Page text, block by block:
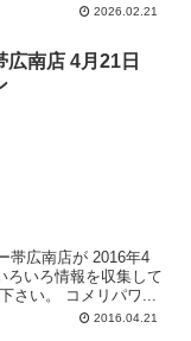
2026.02.21
広南店 4月21日
みました。 よろしければ最後までお付き合い下さい。 コメリパワ...
2016.04.21